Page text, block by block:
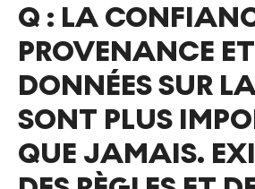
Q : LA
PROVENANCE
DONNÉES SUR
SONT PLUS
QUE JAMAIS.